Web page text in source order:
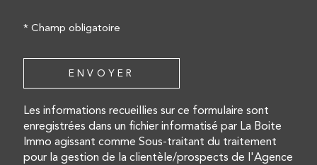
* Champ obligatoire
ENVOYER
Les informations recueillies sur ce formulaire sont
enregistrées dans un fichier informatisé par La Boite
Immo agissant comme Sous-traitant du traitement
pour la gestion de la clientèle/prospects de l'Agence